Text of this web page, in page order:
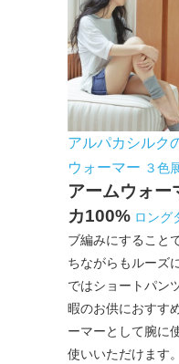
アルパカシルク
ウォーマー ３色
アームウォ
カ100% ロング
ブ編みにすること
ちながらもルーズ
ではショートパン
暇のお供におすす
ーマーとして腕に
使いいただけます。